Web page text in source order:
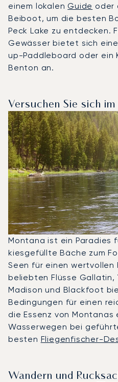
einem lokalenGuide oder
Beiboot, um die besten
Peck Lake zu entdecken.
Gewässer bietet sich
up-Paddleboard oder ein
Benton an.
Versuchen Sie sich
Montana ist ein Paradies
kiesgefüllte Bäche zum
Seen für einen wertvollen
beliebten Flüsse Gallatin,
Madison und Blackfoot
Bedingungen für einen
die Essenz von Montanas
Wasserwegen bei
besten Fliegenfischer-
Wandern und